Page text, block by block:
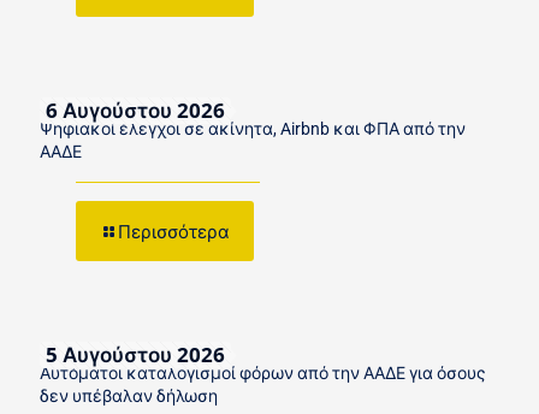
6 Αυγούστου 2026
Ψηφιακοί έλεγχοι σε ακίνητα, Airbnb και ΦΠΑ από την
ΑΑΔΕ
Περισσότερα
5 Αυγούστου 2026
Αυτόματοι καταλογισμοί φόρων από την ΑΑΔΕ για όσους
δεν υπέβαλαν δήλωση